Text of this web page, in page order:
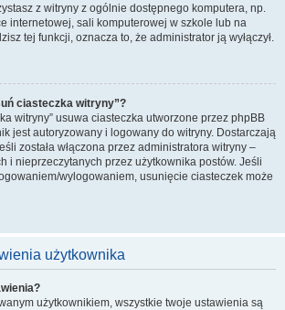
z witryny z ogólnie dostępnego komputera, np.
internetowej, sali komputerowej w szkole lub na
tej funkcji, oznacza to, że administrator ją wyłączył.
ciasteczka witryny”?
witryny” usuwa ciasteczka utworzone przez phpBB
jest autoryzowany i logowany do witryny. Dostarczają
została włączona przez administratora witryny –
i nieprzeczytanych przez użytkownika postów. Jeśli
wylogowaniem, usunięcie ciasteczek może
użytkownika
użytkownikiem, wszystkie twoje ustawienia są